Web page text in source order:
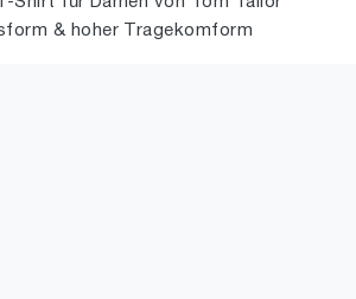
& hoher Tragekomform